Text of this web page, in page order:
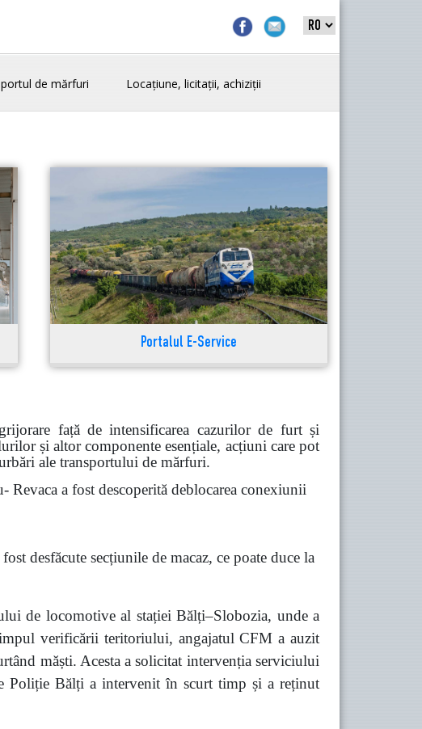
de mărfuri Locațiune, licitații, achiziții
Portalul E-Service
față de intensificarea cazurilor de furt și
și altor componente esențiale, acțiuni care pot
ale transportului de mărfuri.
a fost descoperită deblocarea conexiunii
desfăcute secțiunile de macaz, ce poate duce la
de locomotive al stației Bălți–Slobozia, unde a
verificării teritoriului, angajatul CFM a auzit
măști. Acesta a solicitat intervenția serviciului
Poliție Bălți a intervenit în scurt timp și a reținut